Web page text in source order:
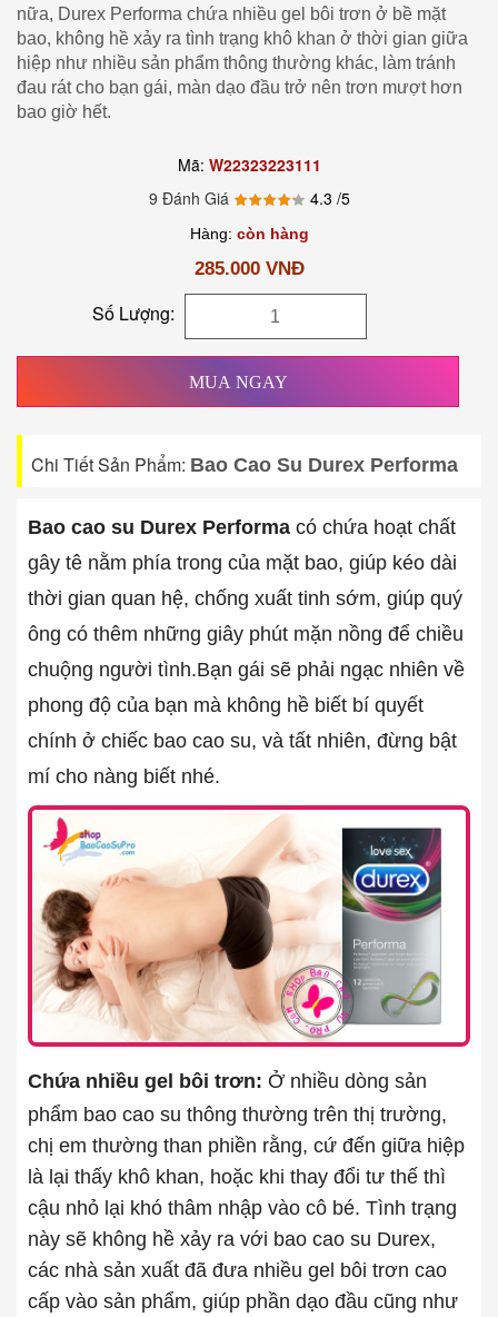
nữa, Durex Performa chứa nhiều gel bôi trơn ở bề mặt
bao, không hề xảy ra tình trạng khô khan ở thời gian giữa
hiệp như nhiều sản phẩm thông thường khác, làm tránh
đau rát cho bạn gái, màn dạo đầu trở nên trơn mượt hơn
bao giờ hết.
Mã: W22323223111
9 Đánh Giá
4.3 /5
Hàng: còn hàng
285.000 VNĐ
Số Lượng:
MUA NGAY
Chi Tiết Sản Phẩm: Bao Cao Su Durex Performa
Bao cao su Durex Performa có chứa hoạt chất
gây tê nằm phía trong của mặt bao, giúp kéo dài
thời gian quan hệ, chống xuất tinh sớm, giúp quý
ông có thêm những giây phút mặn nồng để chiều
chuộng người tình.Bạn gái sẽ phải ngạc nhiên về
phong độ của bạn mà không hề biết bí quyết
chính ở chiếc bao cao su, và tất nhiên, đừng bật
mí cho nàng biết nhé.
Chứa nhiều gel bôi trơn: Ở nhiều dòng sản
phẩm bao cao su thông thường trên thị trường,
chị em thường than phiền rằng, cứ đến giữa hiệp
là lại thấy khô khan, hoặc khi thay đổi tư thế thì
cậu nhỏ lại khó thâm nhập vào cô bé. Tình trạng
này sẽ không hề xảy ra với bao cao su Durex,
các nhà sản xuất đã đưa nhiều gel bôi trơn cao
cấp vào sản phẩm, giúp phần dạo đầu cũng như